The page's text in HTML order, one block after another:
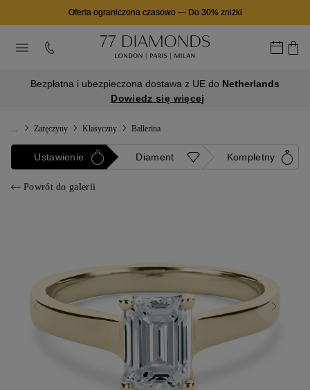
Oferta ograniczona czasowo— Do 30% zniżki
Bezpłatna i ubezpieczona dostawa z UE do Netherlands
Dowiedz się więcej
Zaręczyny Klasyczny Ballerina
Ustawienie Diament Kompletny
Powrót do galerii